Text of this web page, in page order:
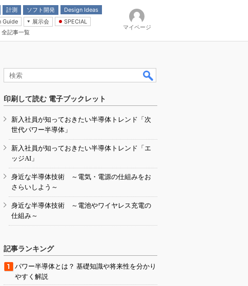
計測 ソフト開発
Design Ideas
路
Guide
展示会
ング展
SPECIAL
全記事一覧
マイページ
印刷して読む 電子ブックレット
新入社員が知っておきたい半導体トレンド「次
世代パワー半導体」
新入社員が知っておきたい半導体トレンド「エ
ッジAI」
身近な半導体技術 ～電気・電源の仕組みをお
さらいしよう～
身近な半導体技術 ～電池やワイヤレス充電の
仕組み～
記事ランキング
パワー半導体とは？ 基礎知識や将来性を分かり
やすく解説